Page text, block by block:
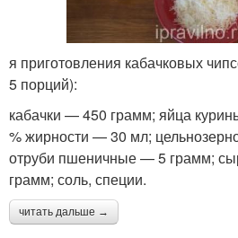
я приготовления кабачковых
5 порций):
кабачки — 450 грамм; яйца
% жирности — 30 мл;
отруби пшеничные — 5 грамм;
грамм; соль, специи.
читать дальше →